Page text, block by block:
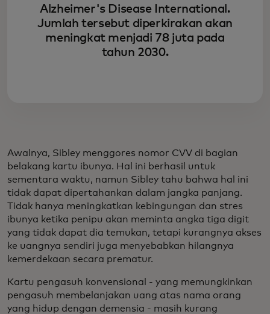
Alzheimer's Disease International.
Jumlah tersebut diperkirakan akan
meningkat menjadi 78 juta pada
tahun 2030.
Awalnya, Sibley menggores nomor CVV di bagian
belakang kartu ibunya. Hal ini berhasil untuk
sementara waktu, namun Sibley tahu bahwa hal ini
tidak dapat dipertahankan dalam jangka panjang.
Tidak hanya meningkatkan kebingungan dan stres
ibunya ketika penipu akan meminta angka tiga digit
yang tidak dapat dia temukan, tetapi kurangnya akses
ke uangnya sendiri juga menyebabkan hilangnya
kemerdekaan secara prematur.
Kartu pengasuh konvensional - yang memungkinkan
pengasuh membelanjakan uang atas nama orang
yang hidup dengan demensia - masih kurang